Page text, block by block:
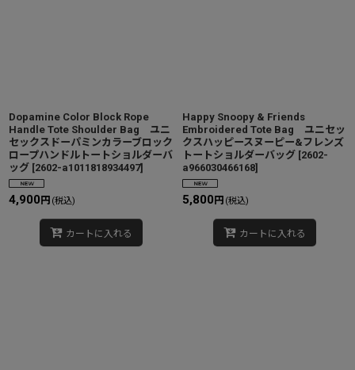
Dopamine Color Block Rope
Handle Tote Shoulder Bag ユニ
セックスドーパミンカラーブロック
ロープハンドルトートショルダーバ
ッグ [2602-a1011818934497]
4,900 円 (税込)
カートに入れる
Happy Snoopy & Friends
Embroidered Tote Bag ユニセッ
クスハッピースヌーピー&フレンズ
トートショルダーバッグ [2602-
a966030466168]
5,800 円 (税込)
カートに入れる